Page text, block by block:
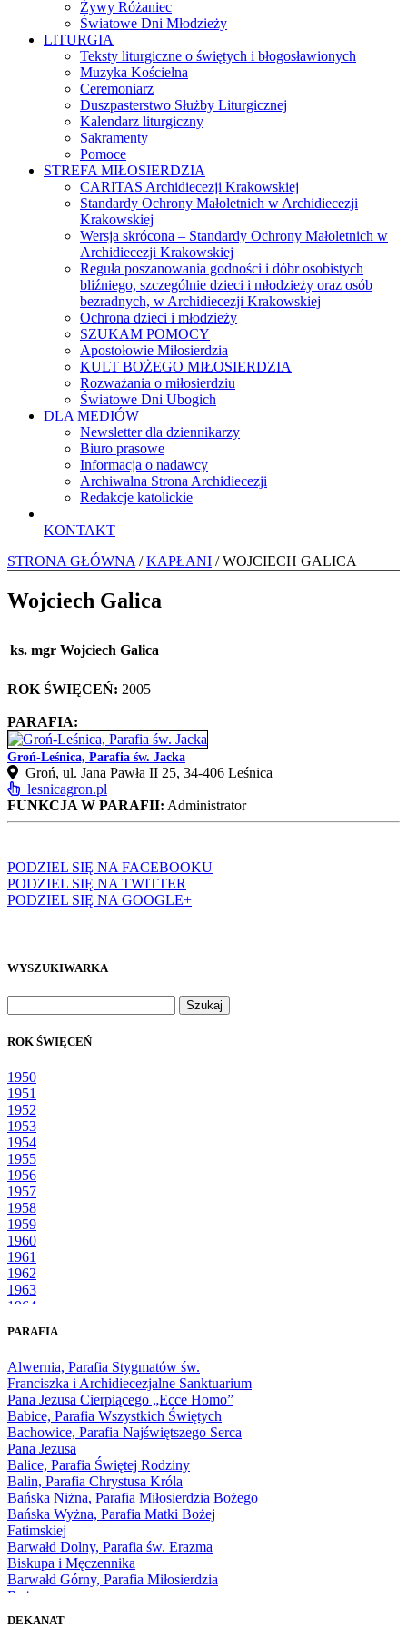
Żywy Różaniec
Światowe Dni Młodzieży
LITURGIA
Teksty liturgiczne o świętych i błogosławionych
Muzyka Kościelna
Ceremoniarz
Duszpasterstwo Służby Liturgicznej
Kalendarz liturgiczny
Sakramenty
Pomoce
STREFA MIŁOSIERDZIA
CARITAS Archidiecezji Krakowskiej
Standardy Ochrony Małoletnich w Archidiecezji
Krakowskiej
Wersja skrócona – Standardy Ochrony Małoletnich w
Archidiecezji Krakowskiej
Reguła poszanowania godności i dóbr osobistych
bliźniego, szczególnie dzieci i młodzieży oraz osób
bezradnych, w Archidiecezji Krakowskiej
Ochrona dzieci i młodzieży
SZUKAM POMOCY
Apostołowie Miłosierdzia
KULT BOŻEGO MIŁOSIERDZIA
Rozważania o miłosierdziu
Światowe Dni Ubogich
DLA MEDIÓW
Newsletter dla dziennikarzy
Biuro prasowe
Informacja o nadawcy
Archiwalna Strona Archidiecezji
Redakcje katolickie
KONTAKT
STRONA GŁÓWNA /KAPŁANI / WOJCIECH GALICA
Wojciech Galica
ks. mgr Wojciech Galica
ROK ŚWIĘCEŃ: 2005
PARAFIA:
Groń-Leśnica, Parafia św. Jacka
Groń, ul. Jana Pawła II 25, 34‑406 Leśnica
lesnicagron.pl
FUNKCJA W PARAFII: Administrator
PODZIEL SIĘ NA FACEBOOKU
PODZIEL SIĘ NA TWITTER
PODZIEL SIĘ NA GOOGLE+
WYSZUKIWARKA
ROK ŚWIĘCEŃ
1950
1951
1952
1953
1954
1955
1956
1957
1958
1959
1960
1961
1962
1963
1964
1966
1968
1969
1970
1971
1972
1973
1974
1975
1976
1977
1978
1979
1980
1981
1983
PARAFIA
Alwernia, Parafia Stygmatów św.
Franciszka i Archidiecezjalne Sanktuarium
Pana Jezusa Cierpiącego „Ecce Homo”
Babice, Parafia Wszystkich Świętych
Bachowice, Parafia Najświętszego Serca
Pana Jezusa
Balice, Parafia Świętej Rodziny
Balin, Parafia Chrystusa Króla
Bańska Niżna, Parafia Miłosierdzia Bożego
Bańska Wyżna, Parafia Matki Bożej
Fatimskiej
Barwałd Dolny, Parafia św. Erazma
Biskupa i Męczennika
Barwałd Górny, Parafia Miłosierdzia
Bożego
DEKANAT